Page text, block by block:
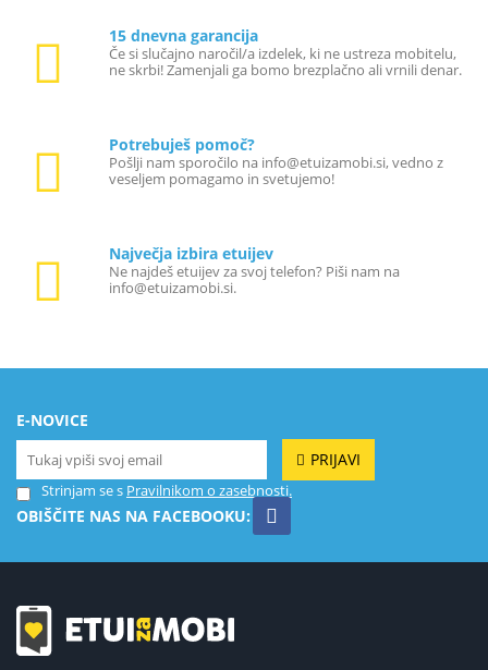
15 dnevna garancija
Če si slučajno naročil/a izdelek, ki ne ustreza mobitelu,
ne skrbi! Zamenjali ga bomo brezplačno ali vrnili denar.
Potrebuješ pomoč?
Pošlji nam sporočilo na info@etuizamobi.si, vedno z
veseljem pomagamo in svetujemo!
Največja izbira etuijev
Ne najdeš etuijev za svoj telefon? Piši nam na
info@etuizamobi.si.
E-NOVICE
PRIJAVI
Strinjam se s Pravilnikom o zasebnosti.
OBIŠČITE NAS NA FACEBOOKU: